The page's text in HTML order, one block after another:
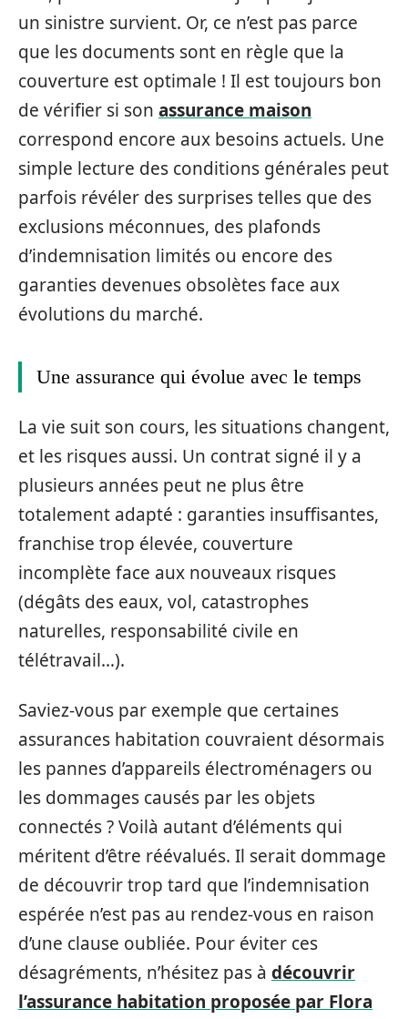
un sinistre survient. Or, ce n’est pas parce
que les documents sont en règle que la
couverture est optimale ! Il est toujours bon
de vérifier si son assurance maison
correspond encore aux besoins actuels. Une
simple lecture des conditions générales peut
parfois révéler des surprises telles que des
exclusions méconnues, des plafonds
d’indemnisation limités ou encore des
garanties devenues obsolètes face aux
évolutions du marché.
Une assurance qui évolue avec le temps
La vie suit son cours, les situations changent,
et les risques aussi. Un contrat signé il y a
plusieurs années peut ne plus être
totalement adapté : garanties insuffisantes,
franchise trop élevée, couverture
incomplète face aux nouveaux risques
(dégâts des eaux, vol, catastrophes
naturelles, responsabilité civile en
télétravail…).
Saviez-vous par exemple que certaines
assurances habitation couvraient désormais
les pannes d’appareils électroménagers ou
les dommages causés par les objets
connectés ? Voilà autant d’éléments qui
méritent d’être réévalués. Il serait dommage
de découvrir trop tard que l’indemnisation
espérée n’est pas au rendez-vous en raison
d’une clause oubliée. Pour éviter ces
désagréments, n’hésitez pas à découvrir
l’assurance habitation proposée par Flora